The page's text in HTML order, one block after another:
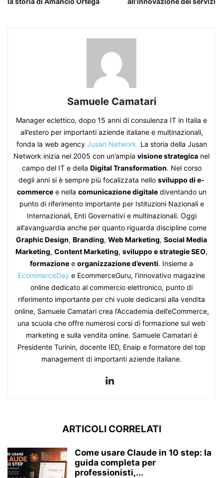
Samuele Camatari
Manager eclettico, dopo 15 anni di consulenza IT in Italia e
all’estero per importanti aziende italiane e multinazionali,
fonda la web agency Jusan Network. La storia della Jusan
Network inizia nel 2005 con un’ampia visione strategica nel
campo del IT e della Digital Transformation. Nel corso
degli anni si è sempre più focalizzata nello sviluppo di e-
commercee nella comunicazione digitalediventando un
punto di riferimento importante per Istituzioni Nazionali e
Internazionali, Enti Governativi e multinazionali. Oggi
all’avanguardia anche per quanto riguarda discipline come
Graphic Design, Branding, Web Marketing, Social Media
Marketing, Content Marketing, sviluppo e strategie SEO,
formazione e organizzazione d’eventi. Insieme a
EcommerceDay e EcommerceGuru, l’innovativo magazine
online dedicato al commercio elettronico, punto di
riferimento importante per chi vuole dedicarsi alla vendita
online, Samuele Camatari crea l’Accademia dell’eCommerce,
una scuola che offre numerosi corsi di formazione sul web
marketing e sulla vendita online. Samuele Camatari è
Presidente Turinin, docente IED, Enaip e formatore del top
management di importanti aziende italiane.
ARTICOLI CORRELATI
Come usare Claude in 10 step: la
guida completa per
professionisti,...